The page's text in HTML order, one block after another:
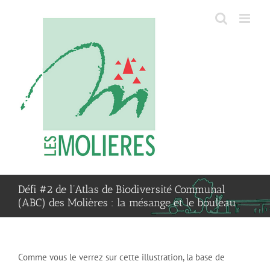
Défi #2 de l’Atlas de Biodiversité Communal
(ABC) des Molières : la mésange et le bouleau
Comme vous le verrez sur cette illustration, la base de